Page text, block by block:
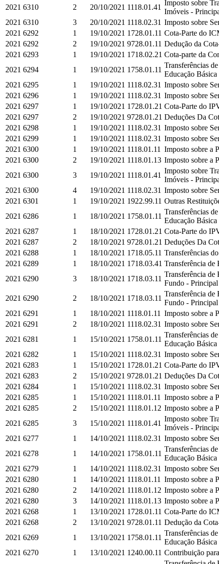
2021 6310 2 20/10/2021 1118.01.41
Imposto sobre
Imóveis -
2021 6310 3 20/10/2021 1118.02.31 Imposto sobre
2021 6292 1 19/10/2021 1728.01.11 Cota-Parte do
2021 6292 2 19/10/2021 9728.01.11 Dedução da
2021 6293 1 19/10/2021 1718.02.21 Cota-parte da
2021 6294 1 19/10/2021 1758.01.11
Transferências
Educação
2021 6295 1 19/10/2021 1118.02.31 Imposto sobre
2021 6296 1 19/10/2021 1118.02.31 Imposto sobre
2021 6297 1 19/10/2021 1728.01.21 Cota-Parte do
2021 6297 2 19/10/2021 9728.01.21 Deduções Da
2021 6298 1 19/10/2021 1118.02.31 Imposto sobre
2021 6299 1 19/10/2021 1118.02.31 Imposto sobre
2021 6300 1 19/10/2021 1118.01.11 Imposto sobre a
2021 6300 2 19/10/2021 1118.01.13 Imposto sobre a
2021 6300 3 19/10/2021 1118.01.41
Imposto sobre
Imóveis -
2021 6300 4 19/10/2021 1118.02.31 Imposto sobre
2021 6301 1 19/10/2021 1922.99.11 Outras
2021 6286 1 18/10/2021 1758.01.11
Transferências
Educação
2021 6287 1 18/10/2021 1728.01.21 Cota-Parte do
2021 6287 2 18/10/2021 9728.01.21 Deduções Da
2021 6288 1 18/10/2021 1718.05.11 Transferências
2021 6289 1 18/10/2021 1718.03.41 Transferência de
2021 6290 3 18/10/2021 1718.03.11
Transferência de
Fundo - Principal
2021 6290 2 18/10/2021 1718.03.11
Transferência de
Fundo - Principal
2021 6291 1 18/10/2021 1118.01.11 Imposto sobre a
2021 6291 2 18/10/2021 1118.02.31 Imposto sobre
2021 6281 1 15/10/2021 1758.01.11
Transferências
Educação
2021 6282 1 15/10/2021 1118.02.31 Imposto sobre
2021 6283 1 15/10/2021 1728.01.21 Cota-Parte do
2021 6283 2 15/10/2021 9728.01.21 Deduções Da
2021 6284 1 15/10/2021 1118.02.31 Imposto sobre
2021 6285 1 15/10/2021 1118.01.11 Imposto sobre a
2021 6285 2 15/10/2021 1118.01.12 Imposto sobre a
2021 6285 3 15/10/2021 1118.01.41
Imposto sobre
Imóveis -
2021 6277 1 14/10/2021 1118.02.31 Imposto sobre
2021 6278 1 14/10/2021 1758.01.11
Transferências
Educação
2021 6279 1 14/10/2021 1118.02.31 Imposto sobre
2021 6280 1 14/10/2021 1118.01.11 Imposto sobre a
2021 6280 2 14/10/2021 1118.01.12 Imposto sobre a
2021 6280 3 14/10/2021 1118.01.13 Imposto sobre a
2021 6268 1 13/10/2021 1728.01.11 Cota-Parte do
2021 6268 2 13/10/2021 9728.01.11 Dedução da
2021 6269 1 13/10/2021 1758.01.11
Transferências
Educação
2021 6270 1 13/10/2021 1240.00.11 Contribuição